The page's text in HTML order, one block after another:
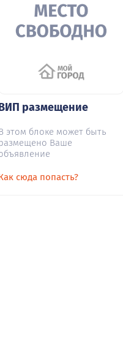
размещение
этом блоке может быть
Ваше
сюда попасть?